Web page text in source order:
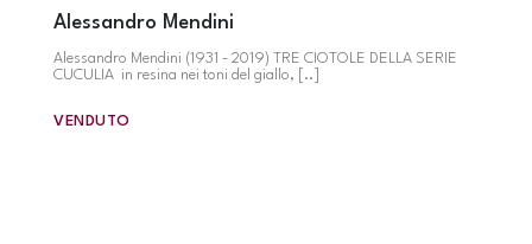
Alessandro Mendini
Alessandro Mendini (1931 - 2019) TRE CIOTOLE DELLA SERIE
CUCULIA in resina nei toni del giallo, [..]
VENDUTO